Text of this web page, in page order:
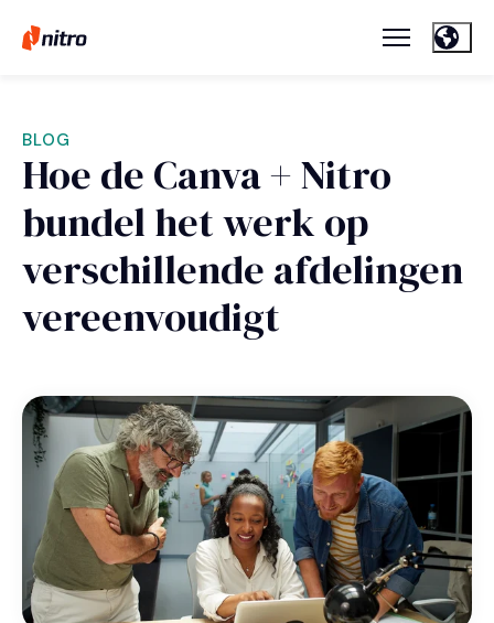
BLOG
Hoe de Canva + Nitro
bundel het werk op
verschillende afdelingen
vereenvoudigt